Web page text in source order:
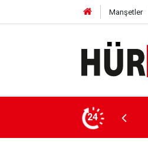
Manşetler
24
300 çocuk öldürüldü